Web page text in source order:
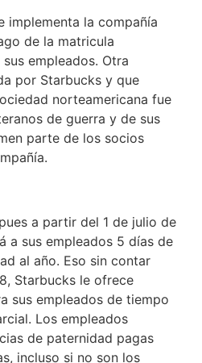
implementa la compañía
de la matricula
empleados. Otra
por Starbucks y que
norteamericana fue
de guerra y de sus
parte de los socios
a partir del 1 de julio de
a sus empleados 5 días de
al año. Eso sin contar
Starbucks le ofrece
sus empleados de tiempo
Los empleados
de paternidad pagas
incluso si no son los